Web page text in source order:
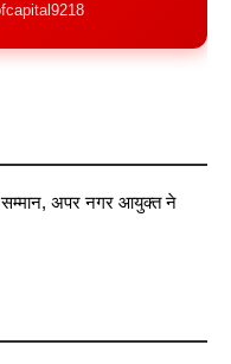
सम्मान, अपर नगर आयुक्त ने